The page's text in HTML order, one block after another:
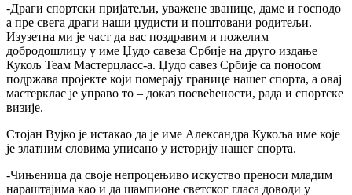
-Драги спортски пријатељи, уважене званице, даме и господо
а пре свега драги наши џудисти и поштовани родитељи.
Изузетна ми је част да вас поздравим и пожелим
добродошлицу у име Џудо савеза Србије на друго издање
Кукољ Теам Мастерцласс-а. Џудо савез Србије са поносом
подржава пројекте који померају границе нашег спорта, а овај
мастерклас је управо то – доказ посвећености, рада и спортске
визије.
Стојан Вујко је истакао да је име Александра Кукоља име које
је златним словима уписано у историју нашег спорта.
-Чињеница да своје непроцењиво искуство преноси младим
нараштајима као и да шампионе светског гласа доводи у